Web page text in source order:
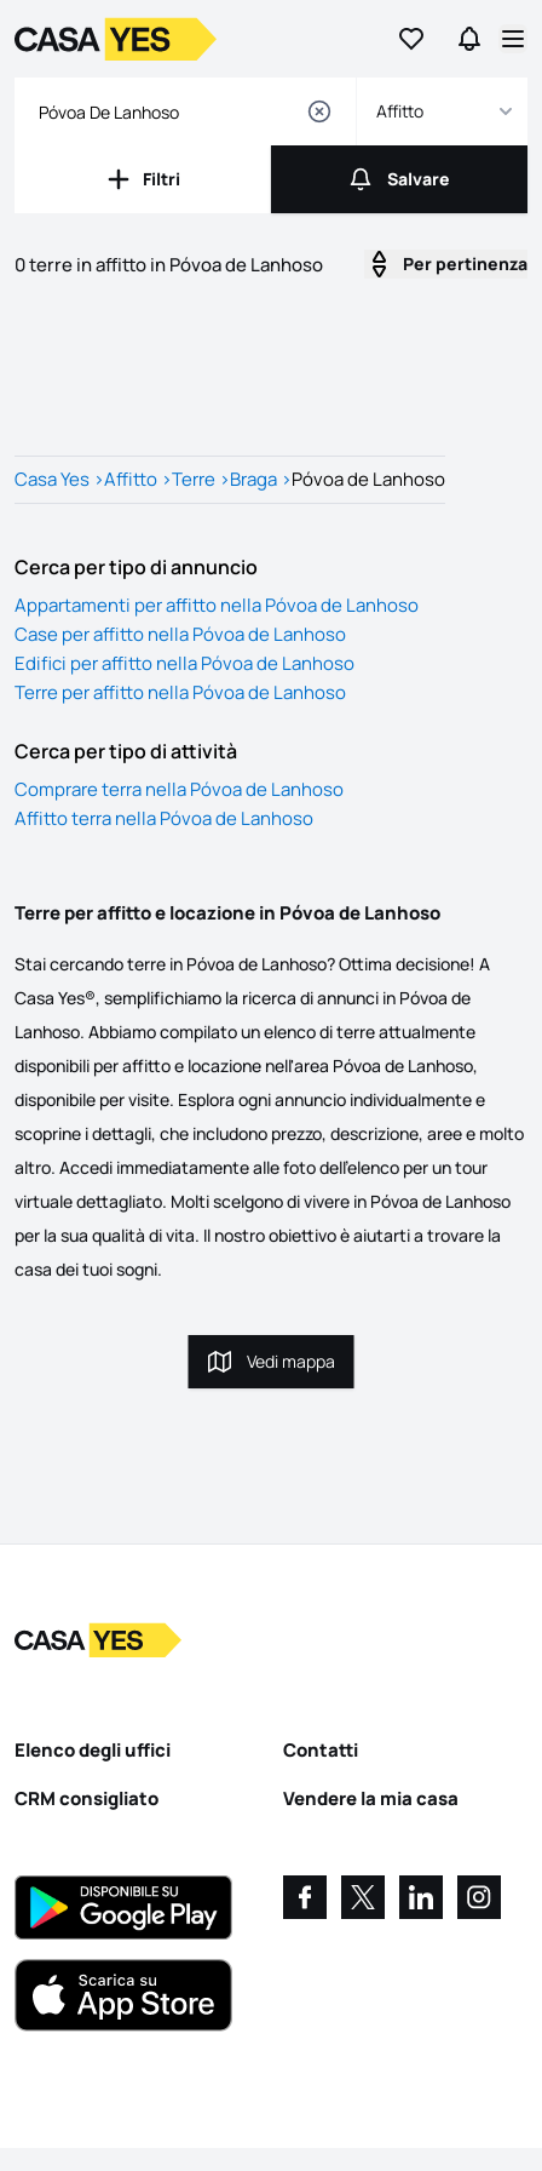
Vai ai preferiti
Vai a
LogoVai alla homepage
Affitto
Filtri
Filtri Salvare
Salvare
0 terre in affitto in Póvoa de Lanhoso Per pertinenza
Casa Yes >Affitto >Terre >Braga >Póvoa de Lanhoso
Cerca per tipo di annuncio
Appartamenti per affitto nella Póvoa de Lanhoso
Case per affitto nella Póvoa de Lanhoso
Edifici per affitto nella Póvoa de Lanhoso
Terre per affitto nella Póvoa de Lanhoso
Cerca per tipo di attività
Comprare terra nella Póvoa de Lanhoso
Affitto terra nella Póvoa de Lanhoso
Terre per affitto e locazione in Póvoa de Lanhoso
Stai cercando terre in Póvoa de Lanhoso? Ottima decisione! A
Casa Yes®, semplifichiamo la ricerca di annunci in Póvoa de
Lanhoso. Abbiamo compilato un elenco di terre attualmente
disponibili per affitto e locazione nell'area Póvoa de Lanhoso,
disponibile per visite. Esplora ogni annuncio individualmente e
scoprine i dettagli, che includono prezzo, descrizione, aree e molto
altro. Accedi immediatamente alle foto dell'elenco per un tour
virtuale dettagliato. Molti scelgono di vivere in Póvoa de Lanhoso
per la sua qualità di vita. Il nostro obiettivo è aiutarti a trovare la
casa dei tuoi sogni.
Vedi mappa
Vedi mappa
LogoVai alla homepage
Elenco degli uffici
CRM consigliato
Contatti
Vendere la mia casa